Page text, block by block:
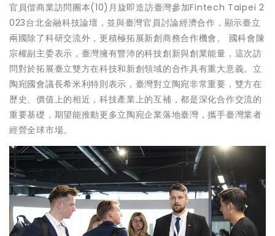
官員偕商業訪問團本(10)月旋即造訪臺灣參加Fintech Taipei 2
023台北金融科技論壇，並與臺灣官員討論經濟合作，顯示臺立
兩國除了科研交流外，更積極拓展新創商務合作機會。 國科會陳
宗權副主委表示，臺灣擁有豐沛的科技創新與創業能量，這次訪
問對於拓展臺立雙方在科技和新創領域的合作具有重大意義。立
陶宛國會議長希米利特則表示，臺灣對立陶宛非常重要，雙方在
歷史、價值上的相近，科技產業上的互補，都是深化合作交流的
重要基礎，期望能推動更多立陶宛企業落地臺灣，攜手臺灣業者
經營全球市場。